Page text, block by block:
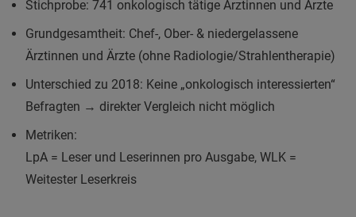
Stichprobe: 741 onkologisch tätige Ärztinnen und Ärzte
Grundgesamtheit: Chef-, Ober- & niedergelassene
Ärztinnen und Ärzte (ohne Radiologie/Strahlentherapie)
Unterschied zu 2018: Keine „onkologisch interessierten“
Befragten → direkter Vergleich nicht möglich
Metriken:
LpA = Leser und Leserinnen pro Ausgabe, WLK =
Weitester Leserkreis